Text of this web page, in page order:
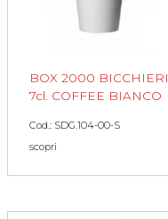
BOX 2000 BICCHIERI
7cl. COFFEE BIANCO
Cod.: SDG.104-00-S
scopri